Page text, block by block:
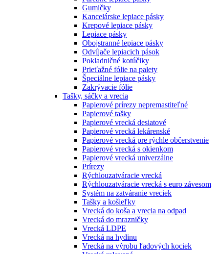
Gumičky
Kancelárske lepiace pásky
Krepové lepiace pásky
Lepiace pásky
Obojstranné lepiace pásky
Odvíjače lepiacich pások
Pokladničné kotúčiky
Prieťažné fólie na palety
Špeciálne lepiace pásky
Zakrývacie fólie
Tašky, sáčky a vrecia
Papierové prírezy nepremastiteľné
Papierové tašky
Papierové vrecká desiatové
Papierové vrecká lekárenské
Papierové vrecká pre rýchle občerstvenie
Papierové vrecká s okienkom
Papierové vrecká univerzálne
Prírezy
Rýchlouzatváracie vrecká
Rýchlouzatváracie vrecká s euro závesom
Systém na zatváranie vreciek
Tašky a košieľky
Vrecká do koša a vrecia na odpad
Vrecká do mrazničky
Vrecká LDPE
Vrecká na hydinu
Vrecká na výrobu ľadových kociek